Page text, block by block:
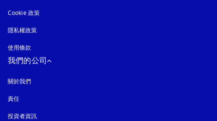
Cookie 政策以新標籤頁開啟
隱私權政策
使用條款
我們的公司
關於我們
責任
投資者資訊